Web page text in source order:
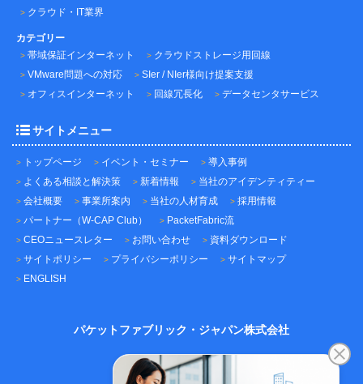
クラウド・IT業界
カテゴリー
帯域保証インターネット
クラウドストレージ用回線
VMware問題への対応
SIer / NIer様向け提案支援
オフィスインターネット
回線冗長化 データセンタサービス
サイトメニュー
トップページ イベント・セミナー
導入事例
よくある相談と解決策
新着情報
当社のアイデンティティー
会社概要
事業所案内 当社の人材育成
採用情報
パートナー（W-CAP Club）
PacketFabric流
CEOニュースレター
お問い合わせ
資料ダウンロード
サイトポリシー
プライバシーポリシー
サイトマップ
ENGLISH
パケットファブリック・ジャパン株式会社
〒101-0045
東京都千代田区神田鍛冶町3-3-12